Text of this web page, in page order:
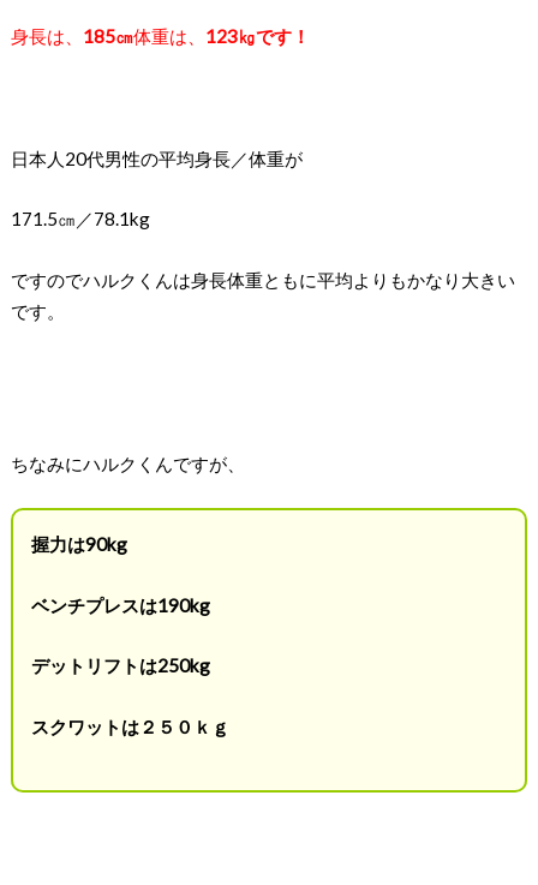
身長は、 185㎝体重は、 123㎏です！
日本人20代男性の平均身長／体重が
171.5㎝／78.1kg
ですのでハルクくんは身長体重ともに平均よりもかなり大きい
です。
ちなみにハルクくんですが、
握力は90kg
ベンチプレスは190kg
デットリフトは250kg
スクワットは２５０ｋｇ